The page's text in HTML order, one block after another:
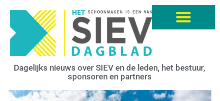
Dagelijks nieuws over SIEV en de leden, het bestuur,
sponsoren en partners